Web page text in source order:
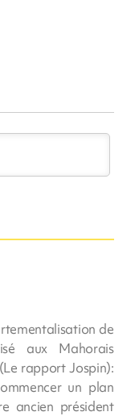
de
aux Mahorais
rapport Jospin):
un plan
ancien président